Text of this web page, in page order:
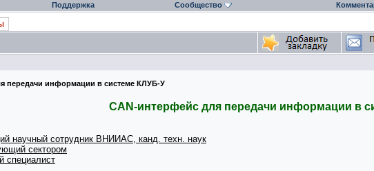
Поддержка Сообщество
передачи информации в системе КЛУБ-У
CAN-интерфейс для передачи информации в
научный сотрудник ВНИИАС, канд. техн. наук
сектором